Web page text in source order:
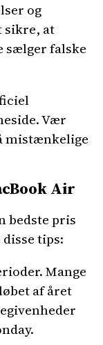
og
sikre, at
sælger falske
Vær
mistænkelige
Air
bedste pris
tips:
Mange
af året